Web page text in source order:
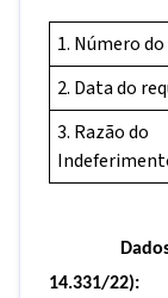
1. Número
2. Data do
3. Razão do
14.331/22):